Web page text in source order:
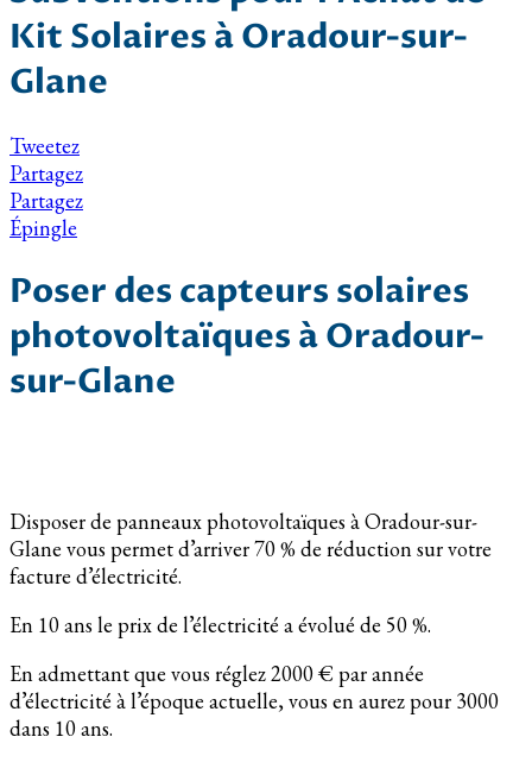
Kit Solaires à Oradour-sur-
Glane
Tweetez
Partagez
Partagez
Épingle
Poser des capteurs solaires
photovoltaïques à Oradour-
sur-Glane
Disposer de panneaux photovoltaïques à Oradour-sur-
Glane vous permet d’arriver 70 % de réduction sur votre
facture d’électricité.
En 10 ans le prix de l’électricité a évolué de 50 %.
En admettant que vous réglez 2000 € par année
d’électricité à l’époque actuelle, vous en aurez pour 3000
dans 10 ans.